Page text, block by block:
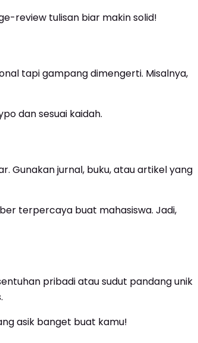
review tulisan biar makin solid!
tapi gampang dimengerti. Misalnya,
dan sesuai kaidah.
Gunakan jurnal, buku, atau artikel yang
terpercaya buat mahasiswa. Jadi,
pribadi atau sudut pandang unik
asik banget buat kamu!